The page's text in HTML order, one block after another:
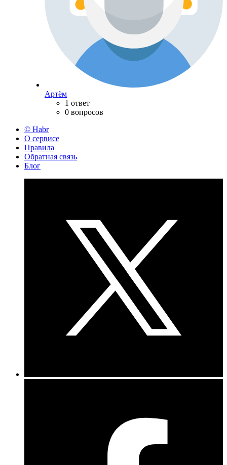
Артём
1 ответ
0 вопросов
© Habr
О сервисе
Правила
Обратная связь
Блог